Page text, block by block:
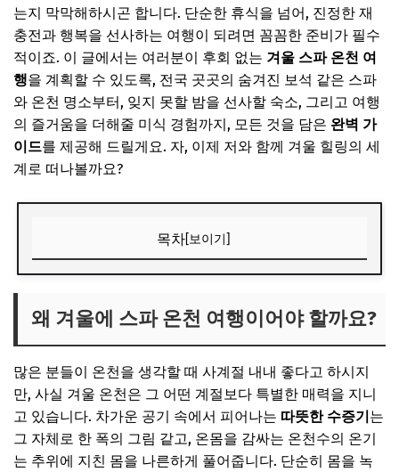
는지 막막해하시곤 합니다. 단순한 휴식을 넘어, 진정한 재
충전과 행복을 선사하는 여행이 되려면 꼼꼼한 준비가 필수
적이죠. 이 글에서는 여러분이 후회 없는 겨울 스파 온천 여
행을 계획할 수 있도록, 전국 곳곳의 숨겨진 보석 같은 스파
와 온천 명소부터, 잊지 못할 밤을 선사할 숙소, 그리고 여행
의 즐거움을 더해줄 미식 경험까지, 모든 것을 담은 완벽 가
이드를 제공해 드릴게요. 자, 이제 저와 함께 겨울 힐링의 세
계로 떠나볼까요?
목차[보이기]
🎧 당신의 시간, 어떤 음악이 필요한가요?
✨ 당신을 위한 큐레이션
취향별 국내 스파 온천 명소 추천: 나에게 딱 맞는 힐링 스팟
찾기
가족과 함께 따뜻한 추억을 만들어요: 리조트형 스파
연인과 로맨틱한 시간을 보내고 싶다면: 프라이빗 온천
왜 겨울에 스파 온천 여행이어야 할까요?
많은 분들이 온천을 생각할 때 사계절 내내 좋다고 하시지
만, 사실 겨울 온천은 그 어떤 계절보다 특별한 매력을 지니
고 있습니다. 차가운 공기 속에서 피어나는 따뜻한 수증기는
그 자체로 한 폭의 그림 같고, 온몸을 감싸는 온천수의 온기
는 추위에 지친 몸을 나른하게 풀어줍니다. 단순히 몸을 녹